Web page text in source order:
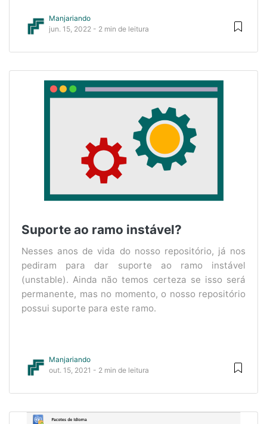
Manjariando
jun. 15, 2022 - 2 min de leitura
Suporte ao ramo instável?
Nesses anos de vida do nosso repositório, já nos
pediram para dar suporte ao ramo instável
(unstable). Ainda não temos certeza se isso será
permanente, mas no momento, o nosso repositório
possui suporte para este ramo.
Manjariando
out. 15, 2021 - 2 min de leitura